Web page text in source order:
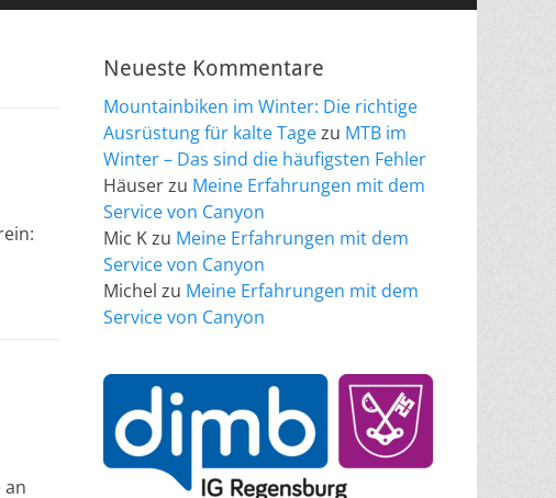
an
Neueste Kommentare
Mountainbiken im Winter: Die richtige
Ausrüstung für kalte Tagezu MTB im
Winter – Das sind die häufigsten Fehler
Häuserzu Meine Erfahrungen mit dem
Service von Canyon
Mic Kzu Meine Erfahrungen mit dem
Service von Canyon
Michel zu Meine Erfahrungen mit dem
Service von Canyon